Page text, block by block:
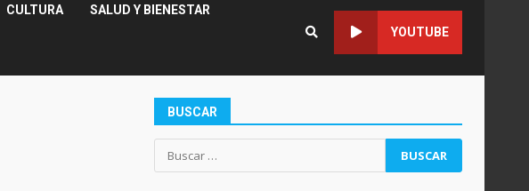
CULTURA SALUD Y BIENESTAR
YOUTUBE
BUSCAR
Buscar: